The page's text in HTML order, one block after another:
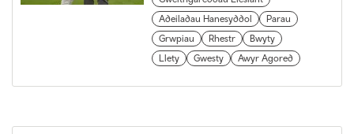
Adeiladau Hanesyddol
Parau
Grwpiau
Rhestr
Bwyty
Llety
Gwesty Awyr Agored